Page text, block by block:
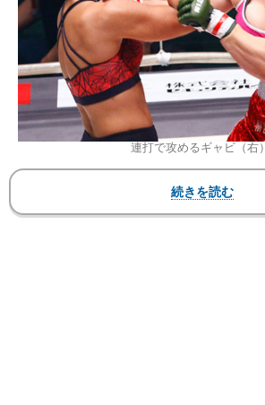
連打で攻めるギャビ（右）